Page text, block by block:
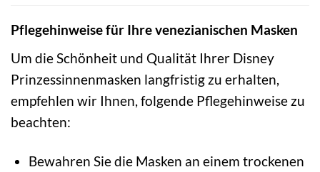
Pflegehinweise für Ihre venezianischen Masken
Um die Schönheit und Qualität Ihrer Disney
Prinzessinnenmasken langfristig zu erhalten,
empfehlen wir Ihnen, folgende Pflegehinweise zu
beachten:
Bewahren Sie die Masken an einem trockenen